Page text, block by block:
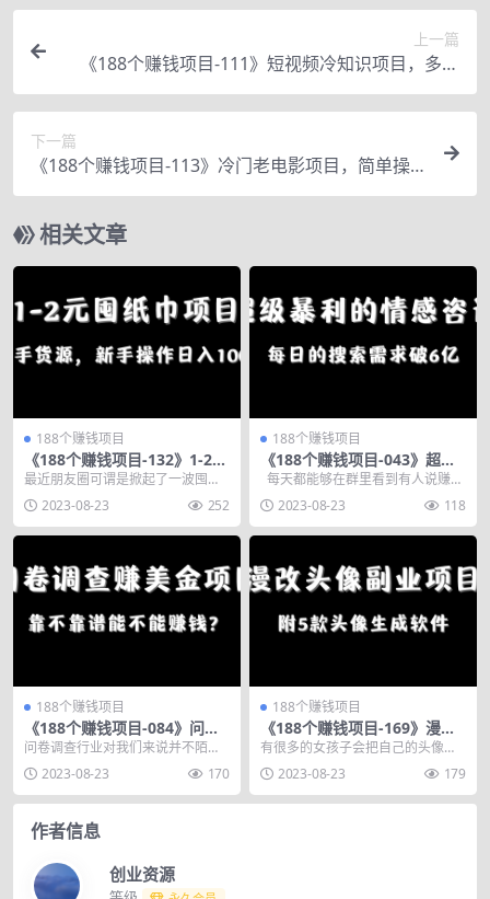
上一篇
《188个赚钱项目-111》短视频冷知识项目，多种
领域玩法，小白轻松上手
下一篇
《188个赚钱项目-113》冷门老电影项目，简单操
作0成本，月入4000+
相关文章
188个赚钱项目
《188个赚钱项目-132》1-2元
囤纸巾项目，自己囤或者出售
最近朋友圈可谓是掀起了一波囤纸
巾的浪潮，不管是自己用还是去摆
摊出售，都是一个不错...
2023-08-23 252
188个赚钱项目
《188个赚钱项目-043》超级
暴利的情感咨询项目，每日的
每天都能够在群里看到有人说赚钱
赚钱，最后能赚到钱的又有几个
呢？ 每...
2023-08-23 118
188个赚钱项目
《188个赚钱项目-084》问卷
调查赚美金项目，靠不靠谱能
不能赚钱？
问卷调查行业对我们来说并不陌
生，确确实实存在很多年了。但是
问卷调查赚钱也是近几年...
2023-08-23 170
188个赚钱项目
《188个赚钱项目-169》漫改
头像副业项目，附5款头像生
成软件
有很多的女孩子会把自己的头像改
成漫画的风格，感觉可爱好看又比
较潮流，所以说很多人...
2023-08-23 179
作者信息
创业资源